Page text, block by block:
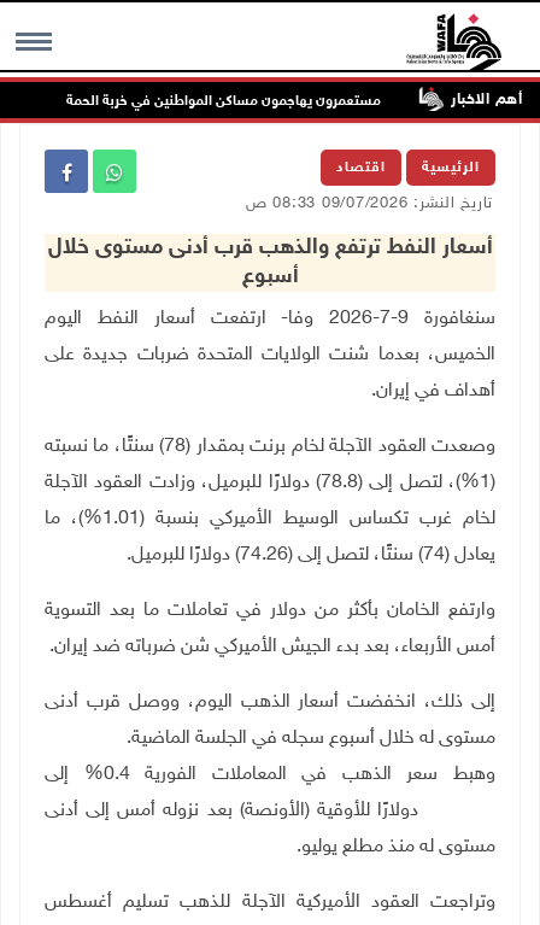
MENU أهم الاخبار مستعمرون يهاجمون مساكن المواطنين في خربة الحمة بالأغوار
الرئيسية اقتصاد
تاريخ النشر: 09/07/2026 08:33 ص
أسعار النفط ترتفع والذهب قرب أدنى مستوى خلال
أسبوع
سنغافورة 9-7-2026 وفا- ارتفعت أسعار النفط اليوم
الخميس، بعدما شنت الولايات المتحدة ضربات جديدة على
أهداف في إيران.
وصعدت العقود الآجلة لخام برنت بمقدار (78) سنتًا، ما نسبته
(1%)، لتصل إلى (78.8) دولارًا للبرميل، وزادت العقود الآجلة
لخام غرب تكساس الوسيط الأميركي بنسبة (1.01%)، ما
يعادل (74) سنتًا، لتصل إلى (74.26) دولارًا للبرميل
.
وارتفع الخامان بأكثر من دولار في تعاملات ما بعد التسوية
أمس الأربعاء، بعد بدء الجيش الأميركي شن ضرباته ضد إيران.
إلى ذلك، انخفضت أسعار ‌الذهب اليوم، ووصل قرب أدنى
مستوى له خلال أسبوع سجله في الجلسة الماضية.
وهبط سعر الذهب في المعاملات الفورية 0.4%
إلى
4060.46 دولارًا للأوقية (الأونصة) بعد نزوله أمس ‌إلى أدنى
مستوى له منذ مطلع يوليو.
وتراجعت العقود الأميركية الآجلة للذهب تسليم أغسطس